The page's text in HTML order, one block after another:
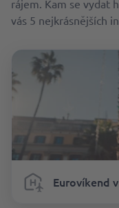
rájem. Kam se vydat
vás 5 nejkrásnějších
Eurovíkend